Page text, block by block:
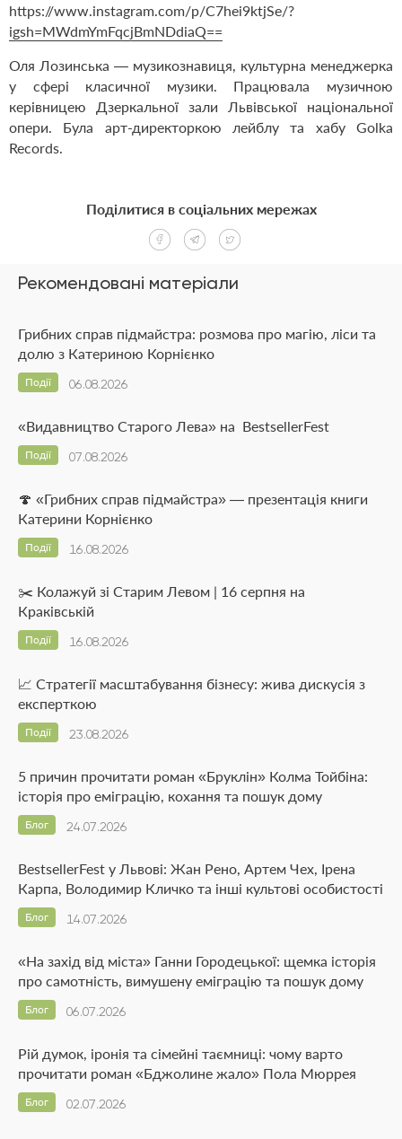
https://www.instagram.com/p/C7hei9ktjSe/?
igsh=MWdmYmFqcjBmNDdiaQ==
Оля Лозинська — музикознавиця, культурна менеджерка
у сфері класичної музики. Працювала музичною
керівницею Дзеркальної зали Львівської національної
опери. Була арт-директоркою лейблу та хабу Golka
Records.
Рекомендовані матеріали
Грибних справ підмайстра: розмова про магію, ліси та
долю з Катериною Корнієнко
06.08.2026
Події
«Видавництво Старого Лева» на BestsellerFest
07.08.2026
Події
🍄 «Грибних справ підмайстра» — презентація книги
Катерини Корнієнко
16.08.2026
Події
✂️ Колажуй зі Старим Левом | 16 серпня на
Краківській
16.08.2026
Події
📈 Стратегії масштабування бізнесу: жива дискусія з
експерткою
23.08.2026
Події
5 причин прочитати роман «Бруклін» Колма Тойбіна:
історія про еміграцію, кохання та пошук дому
24.07.2026
Блог
BestsellerFest у Львові: Жан Рено, Артем Чех, Ірена
Карпа, Володимир Кличко та інші культові особистості
14.07.2026
Блог
«На захід від міста» Ганни Городецької: щемка історія
про самотність, вимушену еміграцію та пошук дому
06.07.2026
Блог
Рій думок, іронія та сімейні таємниці: чому варто
прочитати роман «Бджолине жало» Пола Мюррея
02.07.2026
Блог
Поділитися в соціальних мережах